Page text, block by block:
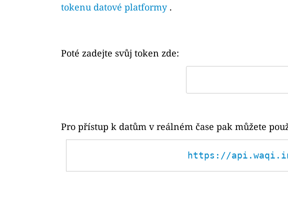
tokenu datové platformy.
Poté zadejte svůj token zde:
Pro přístup k datům v reálném čase pak můžete
https://api.waqi.info/